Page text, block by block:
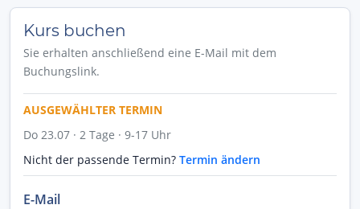
Kurs buchen
Sie erhalten anschließend eine E-Mail mit dem
Buchungslink.
AUSGEWÄHLTER TERMIN
Do 23.07 · 2 Tage · 9-17 Uhr
Nicht der passende Termin? Termin ändern
E-Mail